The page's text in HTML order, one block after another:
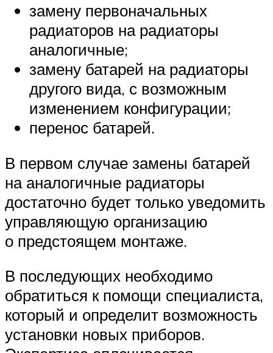
замену первоначальных
радиаторов на радиаторы
аналогичные;
замену батарей на радиаторы
другого вида, с возможным
изменением конфигурации;
перенос батарей.
В первом случае замены батарей
на аналогичные радиаторы
достаточно будет только уведомить
управляющую организацию
о предстоящем монтаже.
В последующих необходимо
обратиться к помощи специалиста,
который и определит возможность
установки новых приборов.